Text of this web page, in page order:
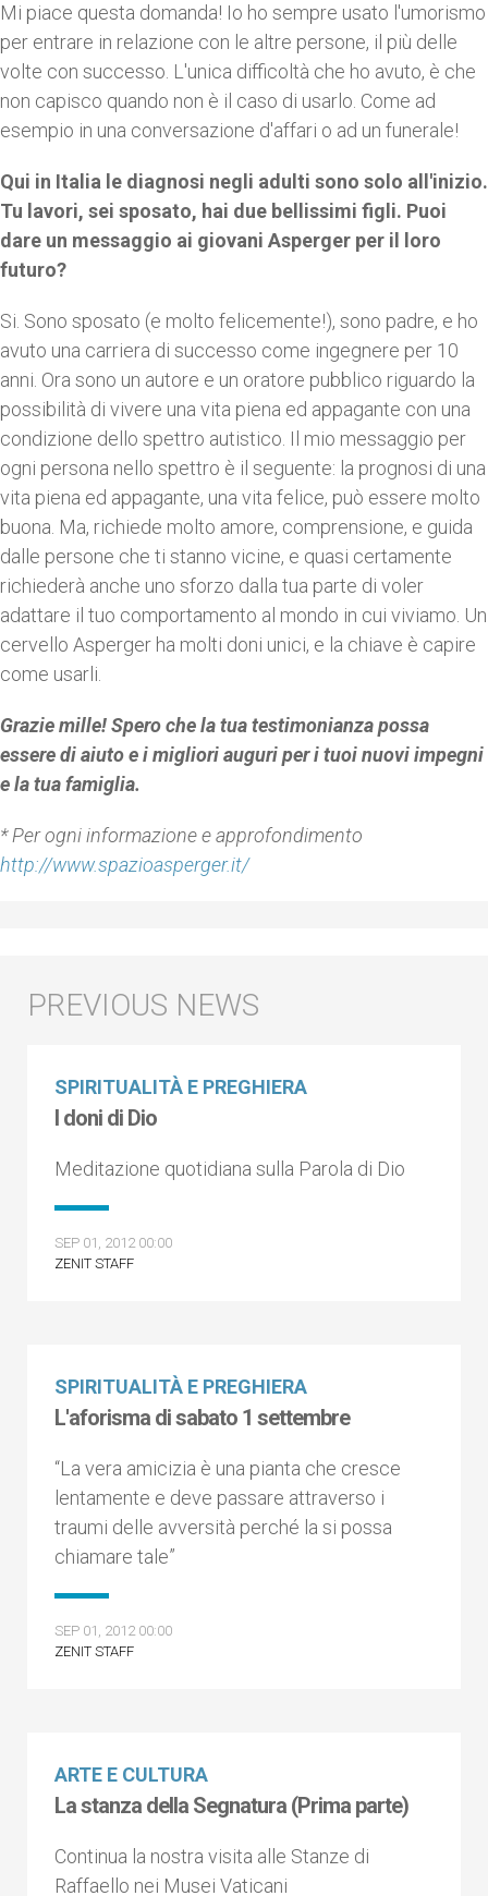
Mi piace questa domanda! Io ho sempre usato l'umorismo
per entrare in relazione con le altre persone, il più delle
volte con successo. L'unica difficoltà che ho avuto, è che
non capisco quando non è il caso di usarlo. Come ad
esempio in una conversazione d'affari o ad un funerale!
Qui in Italia le diagnosi negli adulti sono solo all'inizio.
Tu lavori, sei sposato, hai due bellissimi figli. Puoi
dare un messaggio ai giovani Asperger per il loro
futuro?
Si. Sono sposato (e molto felicemente!), sono padre, e ho
avuto una carriera di successo come ingegnere per 10
anni. Ora sono un autore e un oratore pubblico riguardo la
possibilità di vivere una vita piena ed appagante con una
condizione dello spettro autistico. Il mio messaggio per
ogni persona nello spettro è il seguente: la prognosi di una
vita piena ed appagante, una vita felice, può essere molto
buona. Ma, richiede molto amore, comprensione, e guida
dalle persone che ti stanno vicine, e quasi certamente
richiederà anche uno sforzo dalla tua parte di voler
adattare il tuo comportamento al mondo in cui viviamo. Un
cervello Asperger ha molti doni unici, e la chiave è capire
come usarli.
Grazie mille! Spero che la tua testimonianza possa
essere di aiuto e i migliori auguri per i tuoi nuovi impegni
e la tua famiglia.
* Per ogni informazione e approfondimento
http://www.spazioasperger.it/
SPIRITUALITÀ E PREGHIERA
I doni di Dio
Meditazione quotidiana sulla Parola di Dio
SEP 01, 2012 00:00
ZENIT STAFF
SPIRITUALITÀ E PREGHIERA
L'aforisma di sabato 1 settembre
“La vera amicizia è una pianta che cresce
lentamente e deve passare attraverso i
traumi delle avversità perché la si possa
chiamare tale”
SEP 01, 2012 00:00
ZENIT STAFF
ARTE E CULTURA
La stanza della Segnatura (Prima parte)
Continua la nostra visita alle Stanze di
Raffaello nei Musei Vaticani